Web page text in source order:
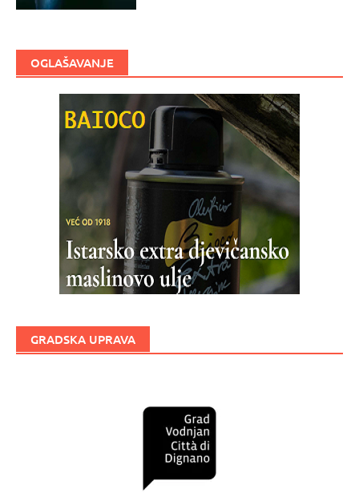
OGLAŠAVANJE
GRADSKA UPRAVA